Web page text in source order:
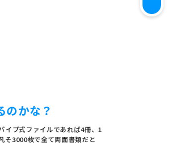
のかな？
プ式ファイルであれば4冊、1
そ3000枚で全て両面書類だと